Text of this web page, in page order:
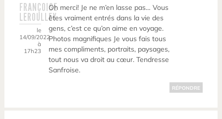
FRANÇOISE
LEROULLEY
le
14/09/2022
à
17h23
Oh merci! Je ne m’en lasse pas… Vous
êtes vraiment entrés dans la vie des
gens, c’est ce qu’on aime en voyage.
Photos magnifiques Je vous fais tous
mes compliments, portraits, paysages,
tout nous va droit au cœur. Tendresse
Sanfroise.
RÉPONDRE